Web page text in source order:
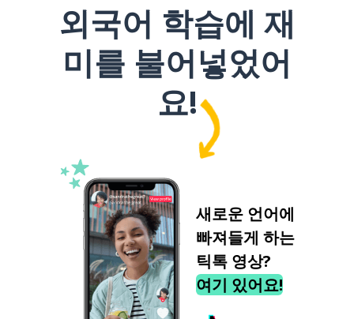
외국어 학습에 재
미를 불어넣었어
요!
새로운 언어에
빠져들게 하는
틱톡 영상?
여기 있어요!